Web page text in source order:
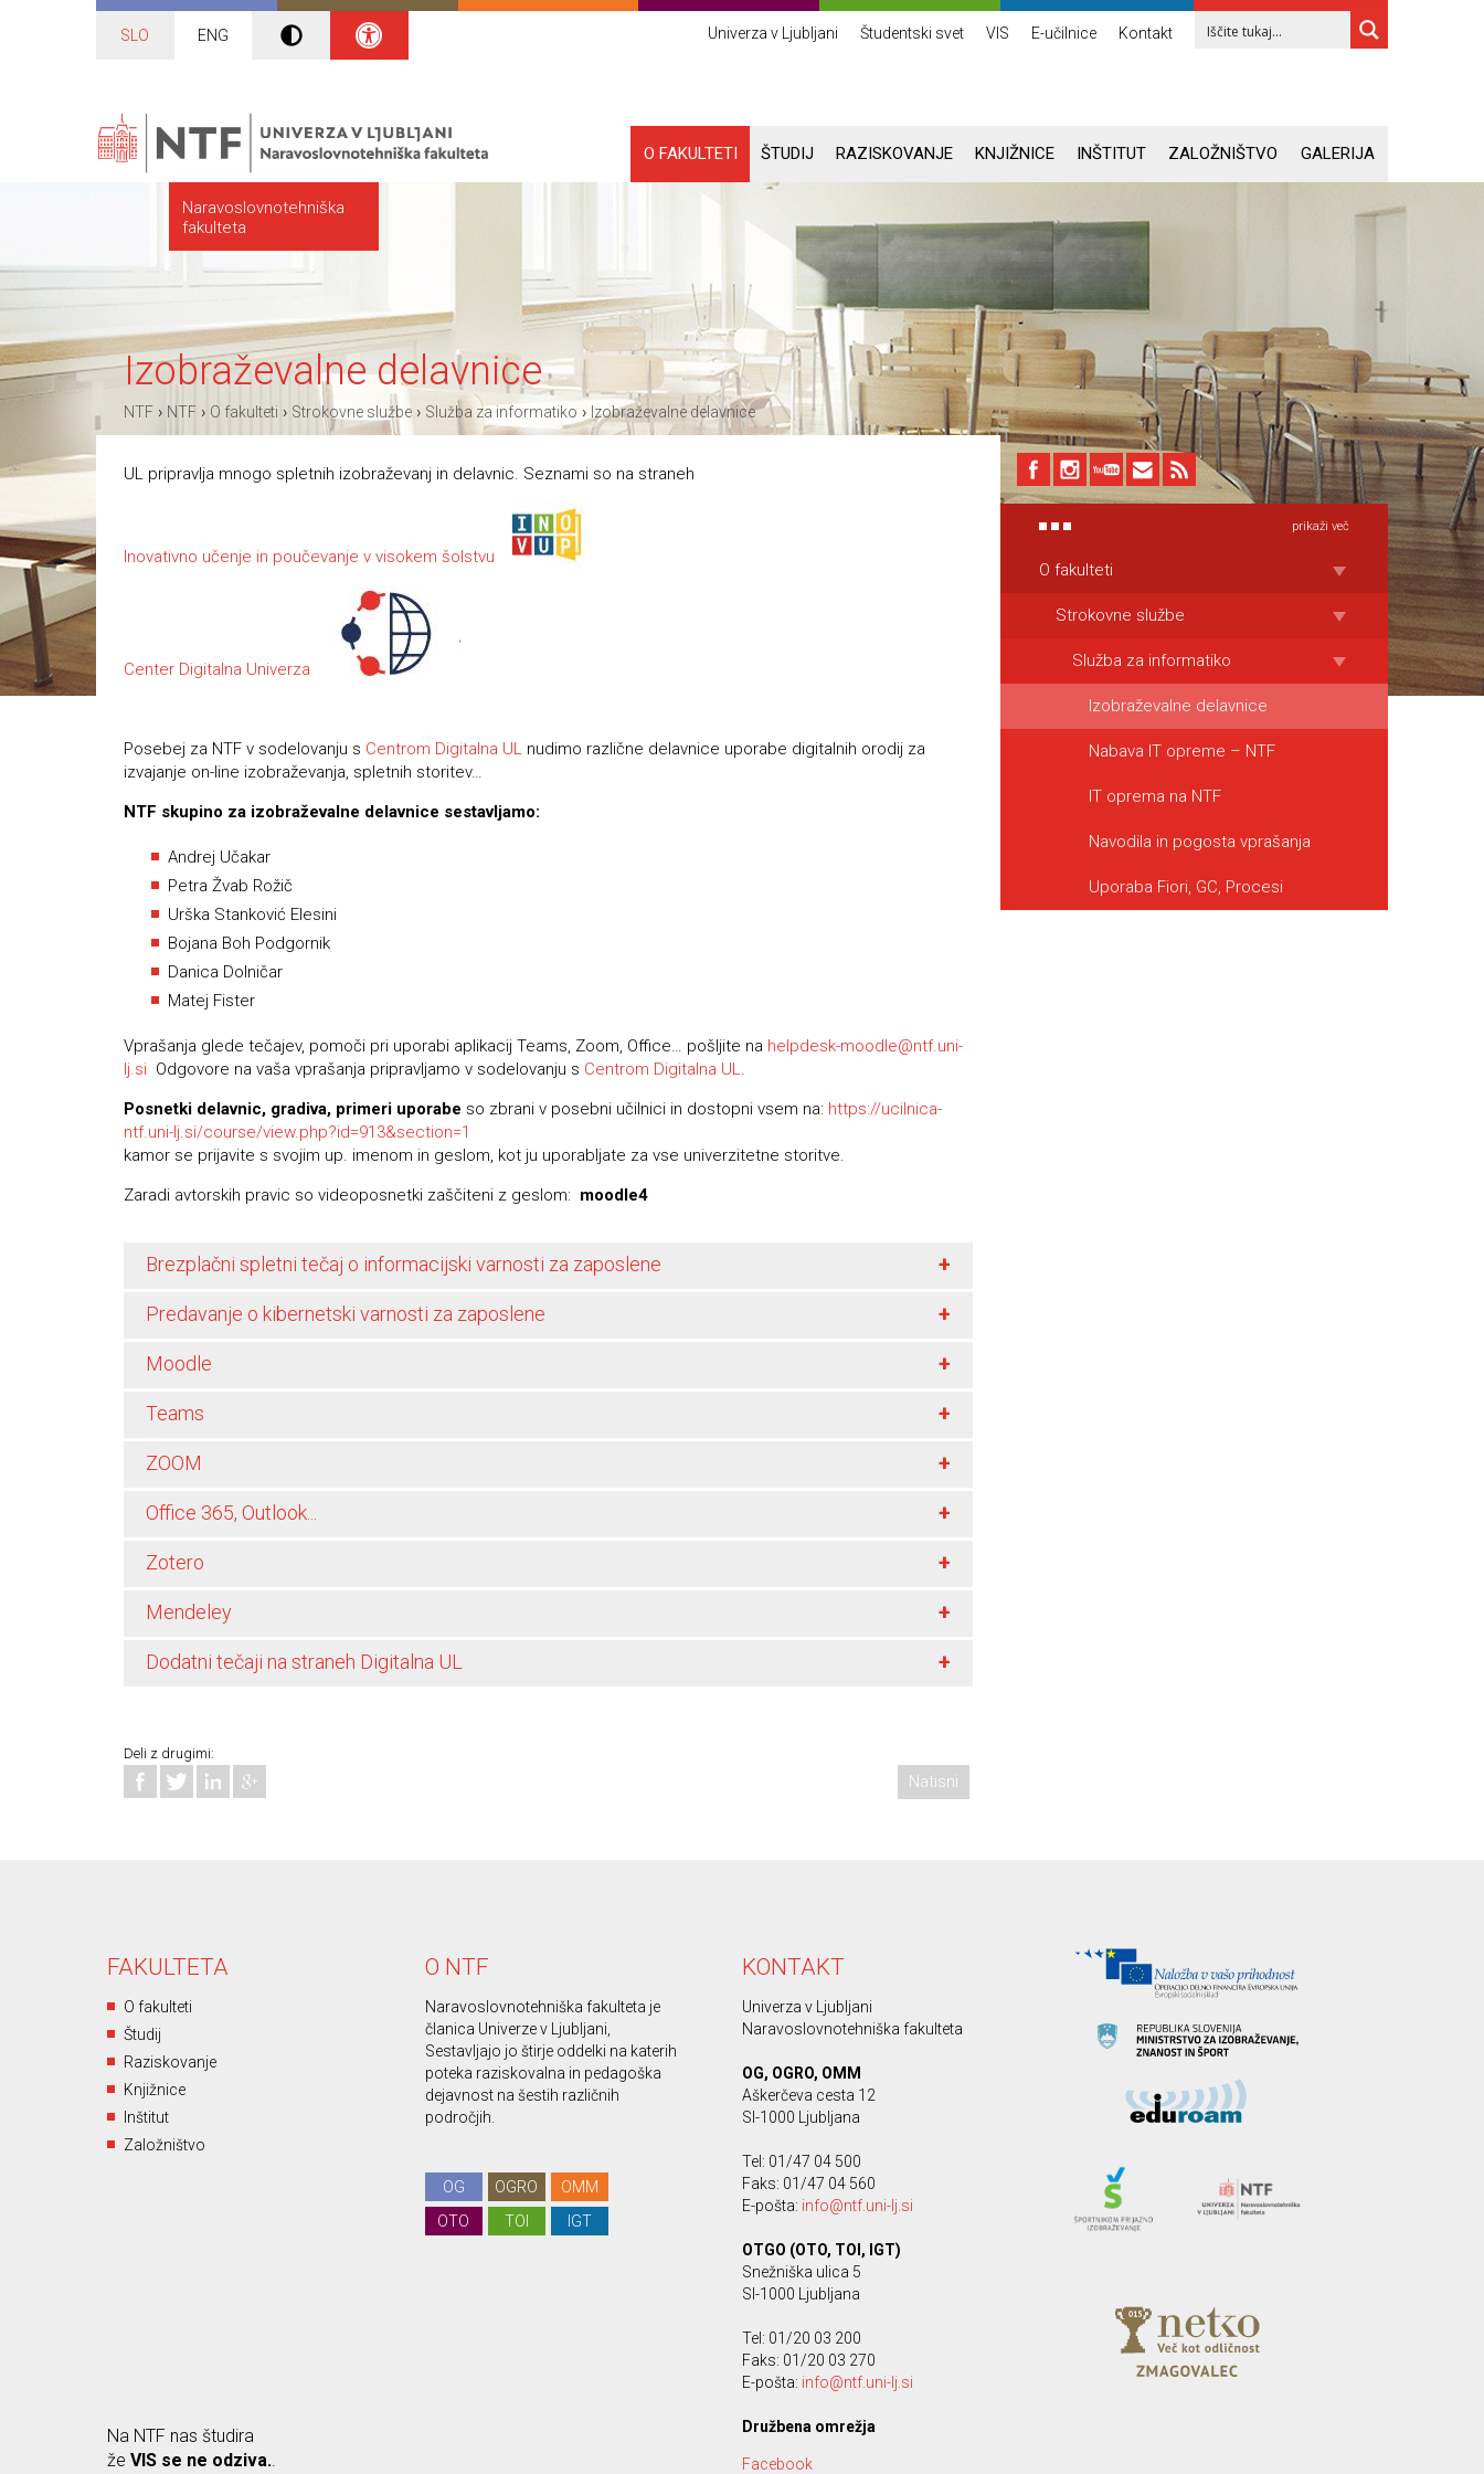
SLO ENG Univerza v Ljubljani Študentski svet VIS E-učilnice Kontakt
Naravoslovnotehniška
fakulteta
O FAKULTETI ŠTUDIJ RAZISKOVANJE KNJIŽNICE INŠTITUT ZALOŽNIŠTVO GALERIJA
Izobraževalne delavnice
NTF › NTF › O fakulteti › Strokovne službe › Služba za informatiko › Izobraževalne delavnice
UL pripravlja mnogo spletnih izobraževanj in delavnic. Seznami so na straneh
Inovativno učenje in poučevanje v visokem šolstvu
Center Digitalna Univerza
Posebej za NTF v sodelovanju s Centrom Digitalna UL nudimo različne delavnice uporabe digitalnih orodij za
izvajanje on-line izobraževanja, spletnih storitev…
NTF skupino za izobraževalne delavnice sestavljamo:
Andrej Učakar
Petra Žvab Rožič
Urška Stanković Elesini
Bojana Boh Podgornik
Danica Dolničar
Matej Fister
Vprašanja glede tečajev, pomoči pri uporabi aplikacij Teams, Zoom, Office… pošljite na helpdesk-moodle@ntf.uni-
lj.si Odgovore na vaša vprašanja pripravljamo v sodelovanju s Centrom Digitalna UL.
Posnetki delavnic, gradiva, primeri uporabe so zbrani v posebni učilnici in dostopni vsem na: https://ucilnica-
ntf.uni-lj.si/course/view.php?id=913&section=1
kamor se prijavite s svojim up. imenom in geslom, kot ju uporabljate za vse univerzitetne storitve.
Zaradi avtorskih pravic so videoposnetki zaščiteni z geslom: moodle4
Brezplačni spletni tečaj o informacijski varnosti za zaposlene +
Predavanje o kibernetski varnosti za zaposlene +
Moodle +
Teams +
ZOOM +
Office 365, Outlook... +
Zotero +
Mendeley +
Dodatni tečaji na straneh Digitalna UL +
Deli z drugimi:
Natisni
prikaži več
O fakulteti
Strokovne službe
Služba za informatiko
Izobraževalne delavnice
Nabava IT opreme – NTF
IT oprema na NTF
Navodila in pogosta vprašanja
Uporaba Fiori, GC, Procesi
FAKULTETA
O fakulteti
Študij
Raziskovanje
Knjižnice
Inštitut
Založništvo
O NTF
Naravoslovnotehniška fakulteta je
članica Univerze v Ljubljani,
Sestavljajo jo štirje oddelki na katerih
poteka raziskovalna in pedagoška
dejavnost na šestih različnih
področjih.
OG OGRO
OMM
OTO
TOI IGT
KONTAKT
Univerza v Ljubljani
Naravoslovnotehniška fakulteta
OG, OGRO, OMM
Aškerčeva cesta 12
SI-1000 Ljubljana
Tel: 01/47 04 500
Faks: 01/47 04 560
E-pošta: info@ntf.uni-lj.si
OTGO (OTO, TOI, IGT)
Snežniška ulica 5
SI-1000 Ljubljana
Tel: 01/20 03 200
Faks: 01/20 03 270
E-pošta: info@ntf.uni-lj.si
Družbena omrežja
Facebook
Na NTF nas študira
že VIS se ne odziva..